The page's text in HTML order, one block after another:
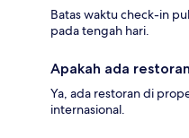
Batas waktu check-in
pada tengah hari.
Apakah ada
Ya, ada restoran di
internasional.